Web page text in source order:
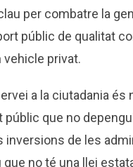
per combatre la
públic de qualitat
privat.
a la ciutadania
públic que no
de les
que no té una llei